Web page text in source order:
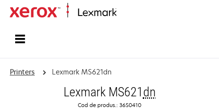
Printers Lexmark MS621dn
Lexmark MS621 dn
Cod de produs.: 36S0410